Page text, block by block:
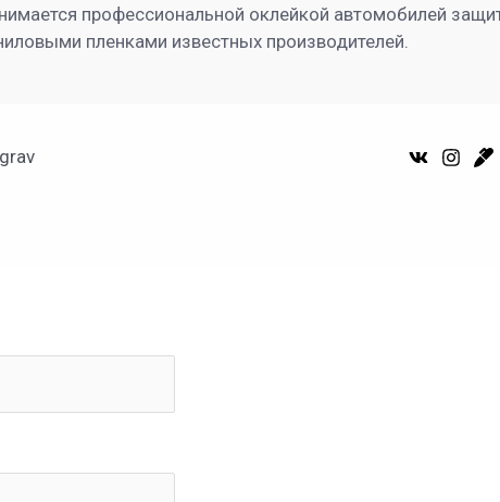
профессиональной оклейкой автомобилей
пленками известных производителей.